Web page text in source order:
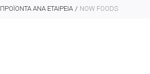
ΠΡΟΪΟΝΤΑ ΑΝΑ ΕΤΑΙΡΕΙΑ NOW FOODS